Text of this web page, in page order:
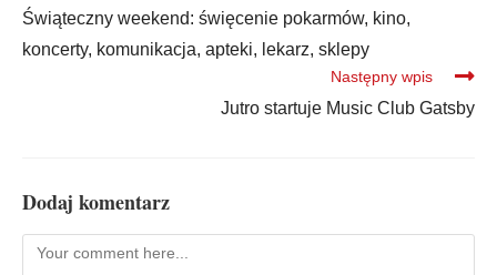
Świąteczny weekend: święcenie pokarmów, kino,
koncerty, komunikacja, apteki, lekarz, sklepy
Następny wpis
Jutro startuje Music Club Gatsby
Dodaj komentarz